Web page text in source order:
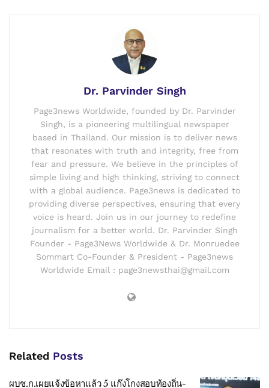
Dr. Parvinder Singh
Page3news Worldwide, founded by Dr. Parvinder
Singh, is a pioneering multilingual newspaper
based in Thailand. Our mission is to deliver news
that resonates with truth and integrity, free from
fear and pressure. We believe in the principles of
simple living and high thinking, striving to connect
with a global audience. Page3news is dedicated to
providing diverse perspectives, ensuring that every
voice is heard. Join us in our journey to redefine
journalism for a better world. Dr. Parvinder Singh
Founder - Page3News Worldwide & Dr. Monruedee
Sommart Co-Founder & President - Page3news
Worldwide Email : page3newsthai@gmail.com
Related Posts
ผบช.ก.เผยแจ้งข้อหาแล้ว 5 แก๊งโกงสอบท้องถิ่น-